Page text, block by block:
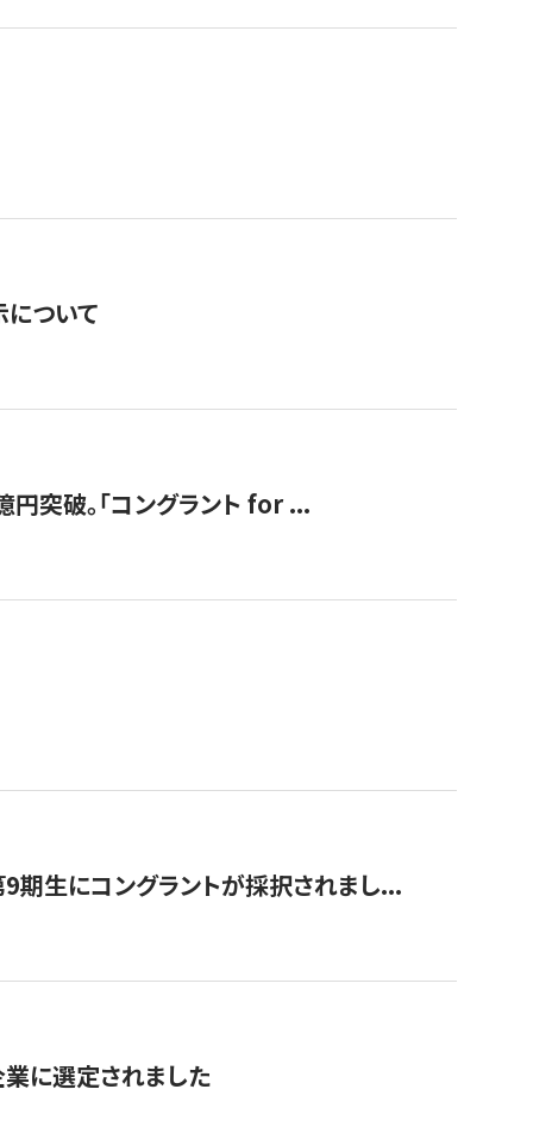
ついて
突破。「コングラント for ...
9期生にコングラントが採択されまし...
に選定されました